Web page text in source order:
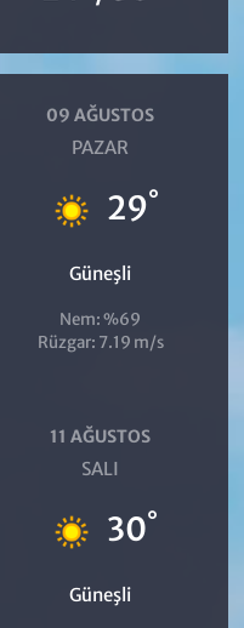
09 AĞUSTOS
PAZAR
29°
Güneşli
Nem: %69
Rüzgar: 7.19 m/s
11 AĞUSTOS
SALI
30°
Güneşli